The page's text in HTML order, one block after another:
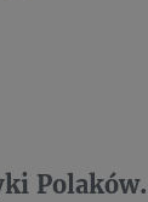
Polaków.